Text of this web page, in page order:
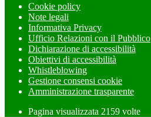
Cookie policy
Note legali
Informativa Privacy
Ufficio Relazioni con il Pubblico
Dichiarazione di accessibilità
Obiettivi di accessibilità
Whistleblowing
Gestione consensi cookie
Amministrazione trasparente
Pagina visualizzata 2159 volte